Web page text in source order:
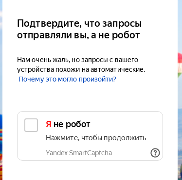
Подтвердите, что запросы
отправляли вы, а не робот
Нам очень жаль, но запросы с вашего
устройства похожи на автоматические.
Почему это могло произойти?
Я не робот
Нажмите, чтобы продолжить
Yandex SmartCaptcha